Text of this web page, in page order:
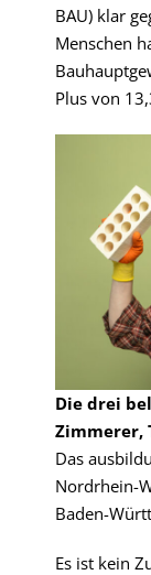
BAU) klar
Menschen
Plus von
Die drei
Zimmerer,
Das
Nordrhein-
Baden-
Es ist kein